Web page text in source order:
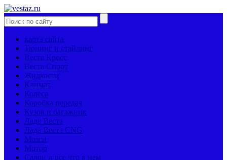
карта сайта
Тюнинг и стайлинг
Веста Кросс
Веста Спорт
Жидкости
Климат
Колеса
Коробка передач
Кузов и багажник
Лада Веста
Лада Веста CNG
Мозги
Мотор
Салон и все что в нем